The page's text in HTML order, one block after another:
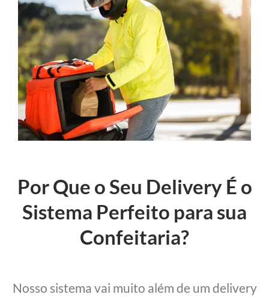
Por Que o Seu Delivery É o
Sistema Perfeito para sua
Confeitaria?
Nosso sistema vai muito além de um delivery